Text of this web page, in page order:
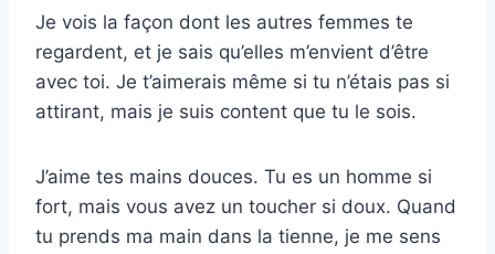
Je vois la façon dont les autres femmes te
regardent, et je sais qu’elles m’envient d’être
avec toi. Je t’aimerais même si tu n’étais pas si
attirant, mais je suis content que tu le sois.
J’aime tes mains douces. Tu es un homme si
fort, mais vous avez un toucher si doux. Quand
tu prends ma main dans la tienne, je me sens